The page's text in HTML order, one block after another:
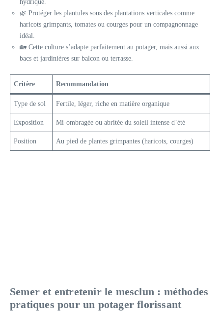
hydrique.
🌿 Protéger les plantules sous des plantations verticales comme
haricots grimpants, tomates ou courges pour un compagnonnage
idéal.
🏡 Cette culture s’adapte parfaitement au potager, mais aussi aux
bacs et jardinières sur balcon ou terrasse.
Critère Recommandation
Type de sol Fertile, léger, riche en matière organique
Exposition Mi-ombragée ou abritée du soleil intense d’été
Position Au pied de plantes grimpantes (haricots, courges)
Semer et entretenir le mesclun : méthodes
pratiques pour un potager florissant